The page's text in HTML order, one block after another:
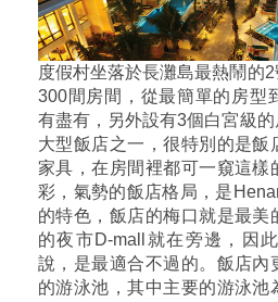
度假村坐落於長灘島最熱鬧的
300間房間，從最簡單的房型
有盡有，另外設有3個白宮級
大型飯店之一，很特別的是飯
家具，在房間裡都可一窺這樣
彩，氣勢的飯店格局，是
的特色，飯店的梅口就是最美
的夜市D-mall就在旁邊，因
說，是最適合不過的。飯店內
的游泳池，其中主要的游泳池